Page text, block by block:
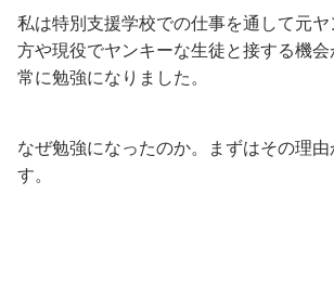
私は特別支援学校での仕事を通して元
方や現役でヤンキーな生徒と接する機
常に勉強になりました。
なぜ勉強になったのか。まずはその理由
す。